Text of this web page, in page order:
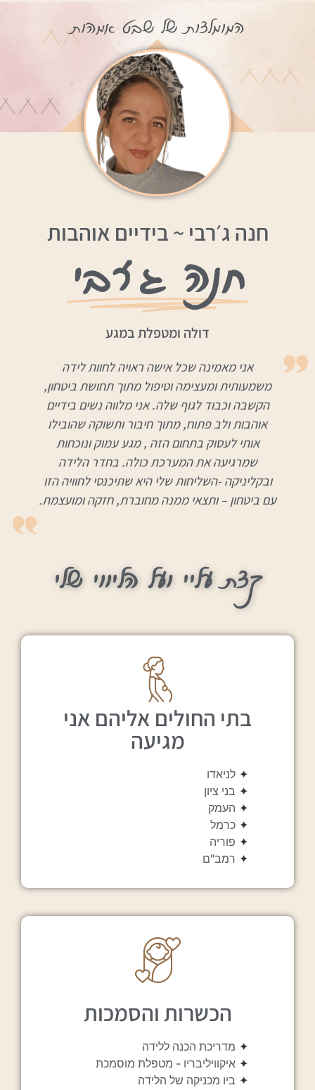
חנה ג׳רבי ~ בידיים אוהבות
חנה ג׳רבי
דולה ומטפלת במגע
אני מאמינה שכל אישה ראויה לחוות לידה
משמעותית ומעצימה וטיפול מתוך תחושת ביטחון,
הקשבה וכבוד לגוף שלה. אני מלווה נשים בידיים
אוהבות ולב פתוח, מתוך חיבור ותשוקה שהובילו
אותי לעסוק בתחום הזה , מגע עמוק ונוכחות
שמרגיעה את המערכת כולה. בחדר הלידה
ובקליניקה -השליחות שלי היא שתיכנסי לחוויה הזו
עם ביטחון – ותצאי ממנה מחוברת, חזקה ומועצמת.
קצת עליי ועל הליווי שלי
בתי החולים אליהם אני
מגיעה
✦ לניאדו
✦ בני ציון
✦ העמק
✦ כרמל
✦ פוריה
✦ רמב"ם
הכשרות והסמכות
✦ מדריכת הכנה ללידה
✦ איקוויליבריו - מטפלת מוסמכת
✦ ביו מכניקה של הלידה